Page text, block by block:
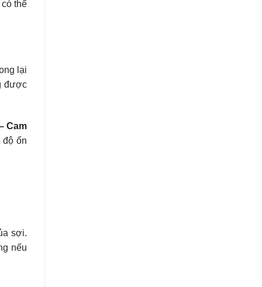
thể
lại
được
Cam
độ ổn
sợi.
nếu